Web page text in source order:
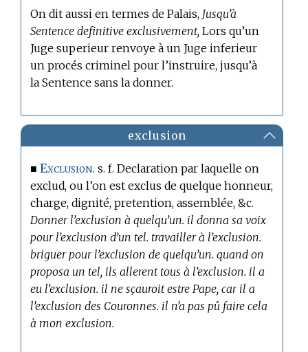
On dit aussi entermes de Palais, Jusqu’à
Sentence definitive exclusivement, Lors qu’un
Juge superieur renvoye à un Juge inferieur
un procés criminel pour l’instruire, jusqu’à
la Sentence sans la donner.
exclusion
■Exclusion. s. f. Declaration par laquelle on
exclud, ou l’on est exclus de quelque honneur,
charge, dignité, pretention, assemblée, &c.
Donner l’exclusion à quelqu’un. il donna sa voix
pour l’exclusion d’un tel. travailler à l’exclusion.
briguer pour l’exclusion de quelqu’un. quand on
proposa un tel, ils allerent tous à l’exclusion. il a
eu l’exclusion. il ne sçauroit estre Pape, car il a
l’exclusion des Couronnes. il n’a pas pû faire cela
à mon exclusion.